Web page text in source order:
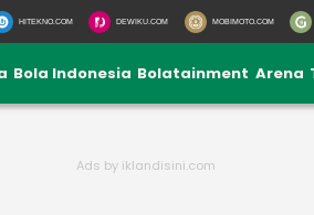
HITEKNO.COM DEWIKU.COM MOBIMOTO.COM
Bola Indonesia Bolatainment Arena